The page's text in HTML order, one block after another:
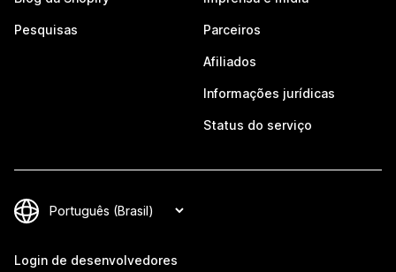
Pesquisas Parceiros
Afiliados
Informações jurídicas
Status do serviço
Login de desenvolvedores